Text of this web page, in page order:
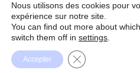
Nous utilisons des cookies pour
expérience sur notre site.
You can find out more about
switch them off in settings
Accepter Fermer la